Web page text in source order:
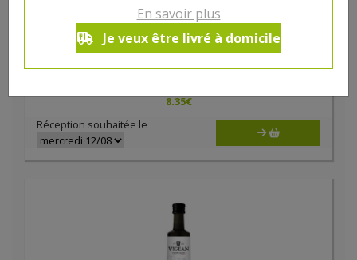
En savoir plus
Je veux être livré à domicile
Huile de colza bio 500ml Vigean
8.35€/pc
8.35€
Réception souhaitée le